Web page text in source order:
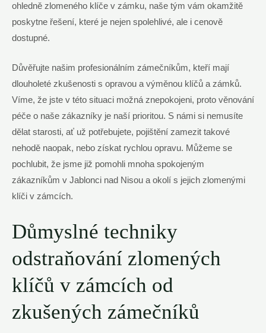
ohledně zlomeného klíče v zámku, naše tým vám okamžitě
poskytne řešení, které je nejen spolehlivé, ale i cenově
dostupné.
Důvěřujte našim profesionálním zámečníkům, kteří mají
dlouholeté zkušenosti s opravou a výměnou klíčů a zámků.
Víme, že jste v této situaci možná znepokojeni, proto věnování
péče o naše zákazníky je naší prioritou. S námi si nemusíte
dělat starosti, ať už potřebujete, pojištění zamezit takové
nehodě naopak, nebo získat rychlou opravu. Můžeme se
pochlubit, že jsme již pomohli mnoha spokojeným
zákazníkům v Jablonci nad Nisou a okolí s jejich zlomenými
klíči v zámcích.
Důmyslné techniky
odstraňování zlomených
klíčů v zámcích od
zkušených zámečníků